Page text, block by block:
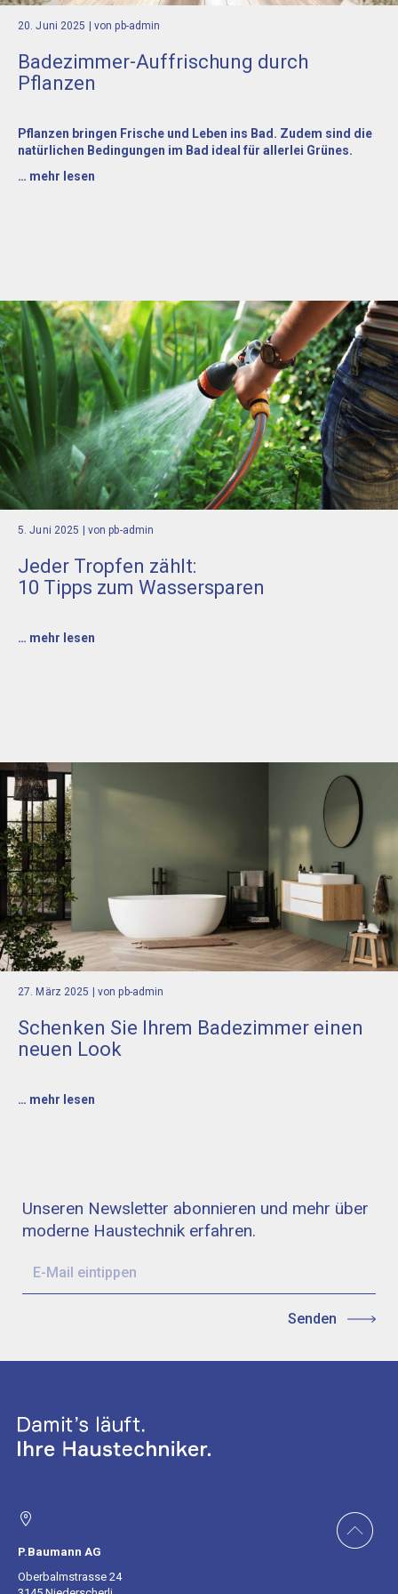
20. Juni 2025 | von pb-admin
Badezimmer-Auffrischung durch
Pflanzen
Pflanzen bringen Frische und Leben ins Bad. Zudem sind die
natürlichen Bedingungen im Bad ideal für allerlei Grünes.
… mehr lesen
5. Juni 2025 | von pb-admin
Jeder Tropfen zählt:
10 Tipps zum Wassersparen
… mehr lesen
27. März 2025 | von pb-admin
Schenken Sie Ihrem Badezimmer einen
neuen Look
… mehr lesen
Unseren Newsletter abonnieren und mehr über
moderne Haustechnik erfahren.
P.Baumann AG
Oberbalmstrasse 24